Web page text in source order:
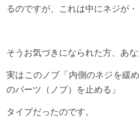
るのですが、これは中にネジが・
そうお気づきになられた方、あ
実はこのノブ「内側のネジを緩
のパーツ（ノブ）を止める」
タイプだったのです。